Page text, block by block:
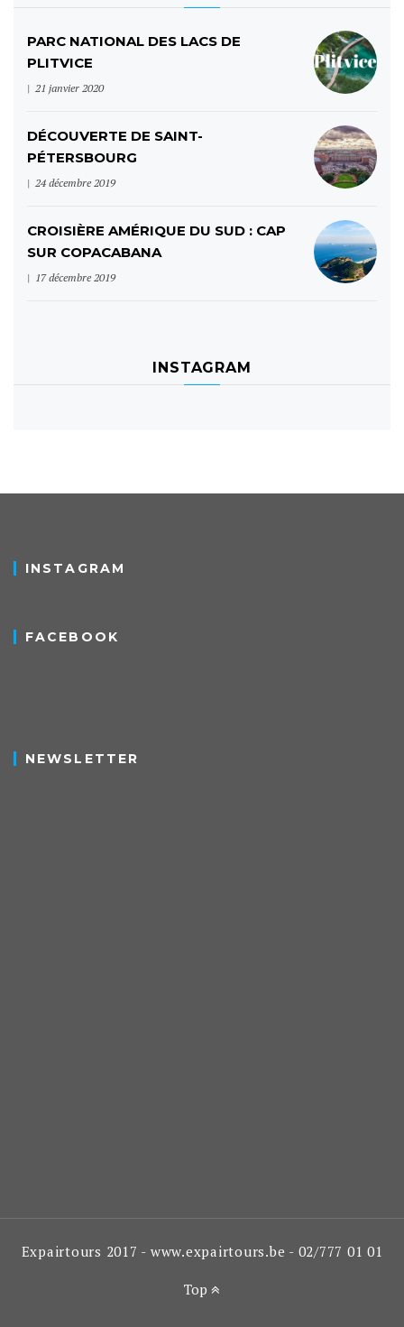
PARC NATIONAL DES LACS DE
PLITVICE
21 janvier 2020
DÉCOUVERTE DE SAINT-
PÉTERSBOURG
24 décembre 2019
CROISIÈRE AMÉRIQUE DU SUD : CAP
SUR COPACABANA
17 décembre 2019
INSTAGRAM
INSTAGRAM
FACEBOOK
NEWSLETTER
Expairtours 2017 - www.expairtours.be - 02/777 01 01
Top